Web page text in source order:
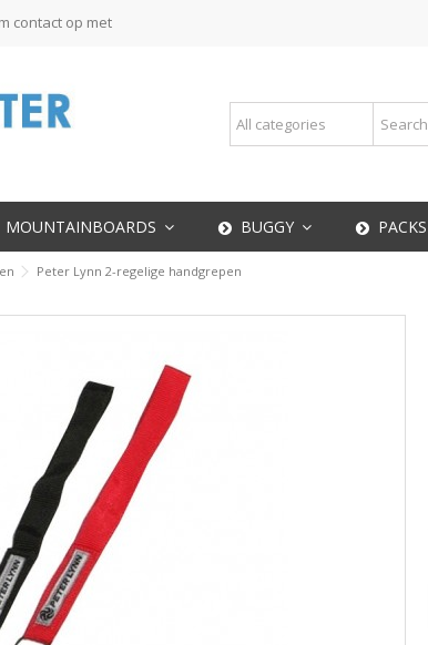
contact op met
MOUNTAINBOARDS BUGGY PACKS
Peter Lynn 2-regelige handgrepen